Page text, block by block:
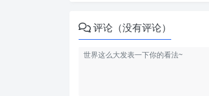
评论（没有评论）